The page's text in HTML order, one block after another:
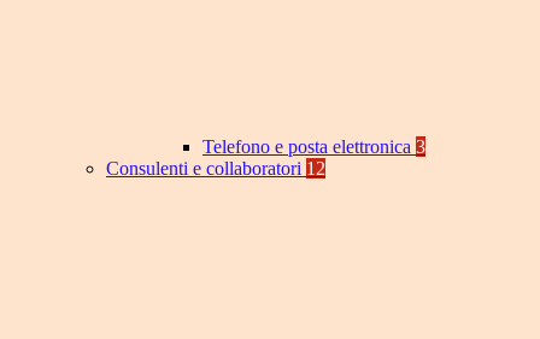
Telefono e posta elettronica 3
Consulenti e collaboratori 12